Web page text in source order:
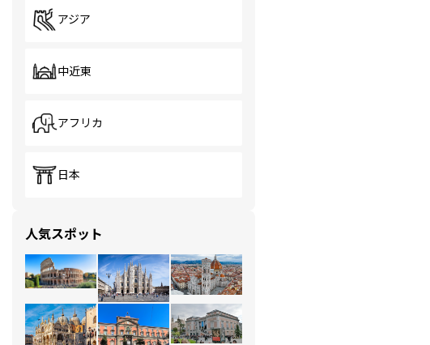
アジア
中近東
アフリカ
日本
人気スポット